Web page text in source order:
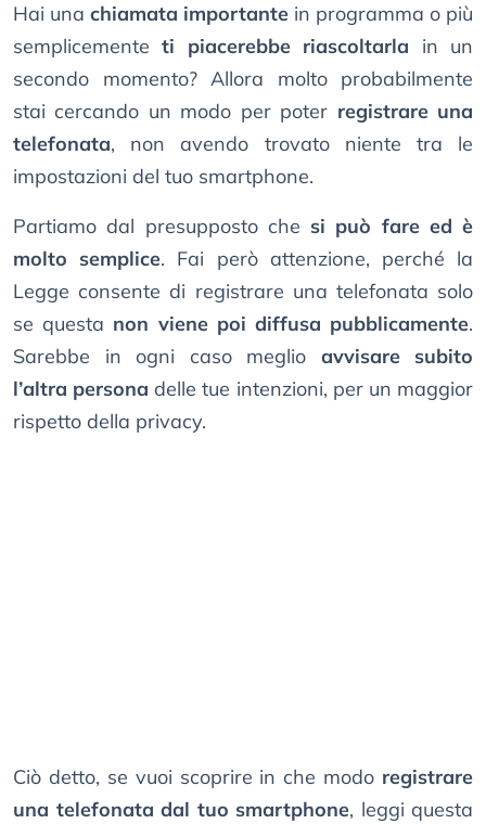
Hai una chiamata importante in programma o più
semplicementeti piacerebbe riascoltarla in un
secondo momento? Allora molto probabilmente
stai cercando un modo per poter registrare una
telefonata, non avendo trovato niente tra le
impostazioni del tuo smartphone.
Partiamo dal presupposto che si può fare ed è
molto semplice. Fai però attenzione, perché la
Legge consente di registrare una telefonata solo
se questa non viene poi diffusa pubblicamente.
Sarebbe in ogni caso meglio avvisare subito
l’altra persona delle tue intenzioni, per un maggior
rispetto della privacy.
Ciò detto, se vuoi scoprire in che modo registrare
una telefonata dal tuo smartphone, leggi questa